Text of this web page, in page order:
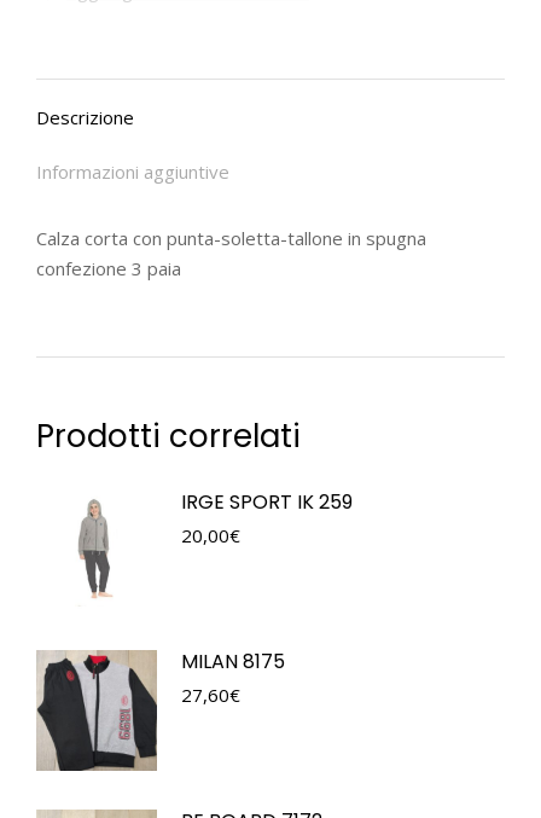
Descrizione
Informazioni aggiuntive
Calza corta con punta-soletta-tallone in spugna
confezione 3 paia
Prodotti correlati
IRGE SPORT IK 259
20,00€
MILAN 8175
27,60€